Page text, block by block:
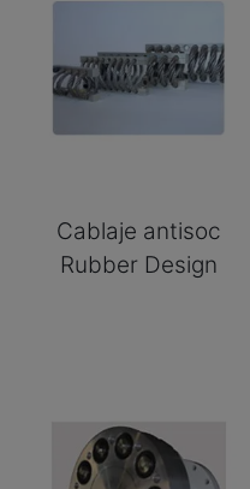
Cablaje antisoc
Rubber Design